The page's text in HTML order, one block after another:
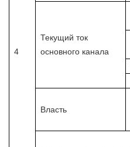
4
Текущий ток
основного канала
Власть